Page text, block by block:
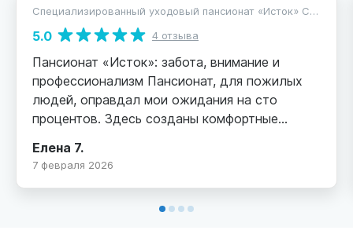
Специализированный уходовый пансионат «Исток» Ставрополь
5.0 4 отзыва
Пансионат «Исток»: забота, внимание и
профессионализм Пансионат, для пожилых
людей, оправдал мои ожидания на сто
процентов. Здесь созданы комфортные
за лежачими больными. Особое внимание
уделяется персоналу: квалифицированные
Елена 7.
7 февраля 2026